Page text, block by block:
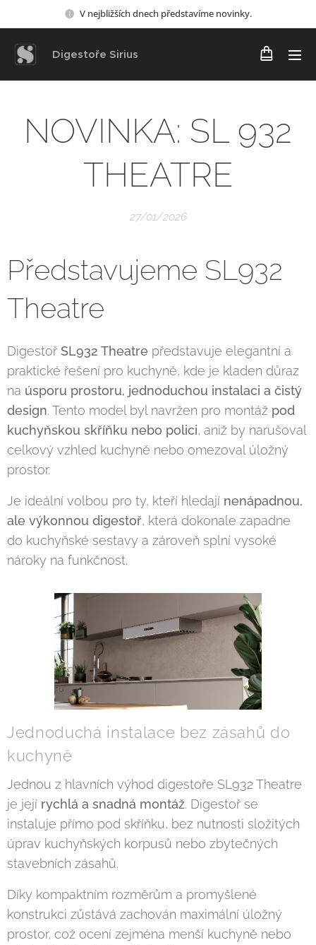
V nejbližších dnech představíme novinky.
Digestoře Sirius
NOVINKA: SL 932
THEATRE
27/01/2026
Představujeme SL932
Theatre
Digestoř SL932 Theatre představuje elegantní a
praktické řešení pro kuchyně, kde je kladen důraz
na úsporu prostoru, jednoduchou instalaci a čistý
design. Tento model byl navržen pro montáž pod
kuchyňskou skříňku nebo polici, aniž by narušoval
celkový vzhled kuchyně nebo omezoval úložný
prostor.
Je ideální volbou pro ty, kteří hledají nenápadnou,
ale výkonnou digestoř, která dokonale zapadne
do kuchyňské sestavy a zároveň splní vysoké
nároky na funkčnost.
Jednoduchá instalace bez zásahů do
kuchyně
Jednou z hlavních výhod digestoře SL932 Theatre
je její rychlá a snadná montáž. Digestoř se
instaluje přímo pod skříňku, bez nutnosti složitých
úprav kuchyňských korpusů nebo zbytečných
stavebních zásahů.
Díky kompaktním rozměrům a promyšlené
konstrukci zůstává zachován maximální úložný
prostor, což ocení zejména menší kuchyně nebo